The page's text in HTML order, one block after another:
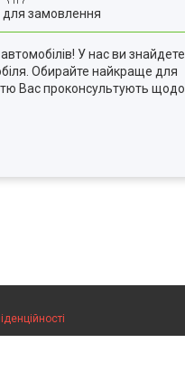
для замовлення
У нас ви знайдете
Обирайте найкраще для
Вас проконсультують щодо